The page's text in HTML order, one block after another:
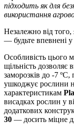
підходить як для
використання
Незалежно від
— будьте впевнені
Особливість цього
щільність дозволяє
заморозків до -7
ушкоджує рослини
характеристикам
висадках рослин у
додаткових
30 — досить міцне